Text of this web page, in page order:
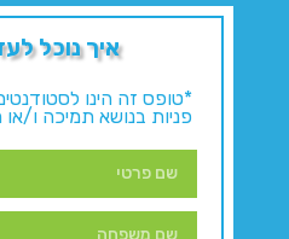
איך נוכל
*טופס זה הינו
פניות בנושא תמיכה ו/או